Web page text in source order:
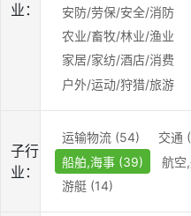
业：
安防/劳保/安全/消防
农业/畜牧/林业/渔业
家居/家纺/酒店/消费
户外/运动/狩猎/旅游
子行
业：
运输物流 (54) 交通
船舶,海事 (39)
航空
游艇 (14)